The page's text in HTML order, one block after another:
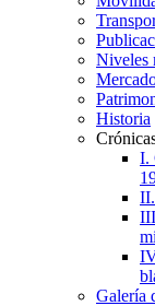
Niveles
Historia
I.
Galería